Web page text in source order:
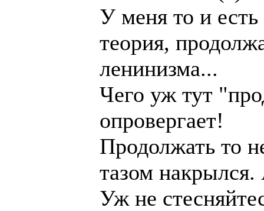
У меня то и
теория,
ленинизма...
Чего уж тут
опровергает!
Продолжать то
тазом
Уж не